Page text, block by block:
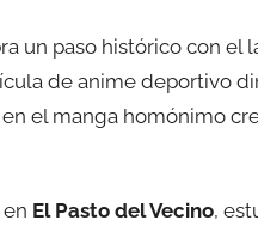
un paso histórico con el
de anime deportivo
en el manga homónimo
El Pasto del Vecino,